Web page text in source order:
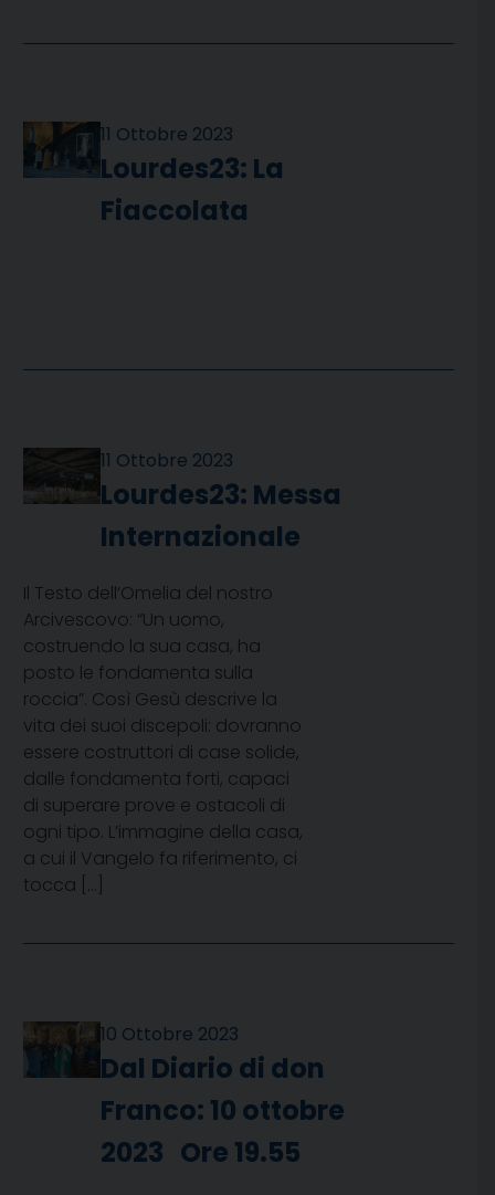
11 Ottobre 2023
Lourdes23: La
Fiaccolata
11 Ottobre 2023
Lourdes23: Messa
Internazionale
Il Testo dell’Omelia del nostro
Arcivescovo: “Un uomo,
costruendo la sua casa, ha
posto le fondamenta sulla
roccia”. Così Gesù descrive la
vita dei suoi discepoli: dovranno
essere costruttori di case solide,
dalle fondamenta forti, capaci
di superare prove e ostacoli di
ogni tipo. L’immagine della casa,
a cui il Vangelo fa riferimento, ci
tocca […]
10 Ottobre 2023
Dal Diario di don
Franco: 10 ottobre
2023 Ore 19.55